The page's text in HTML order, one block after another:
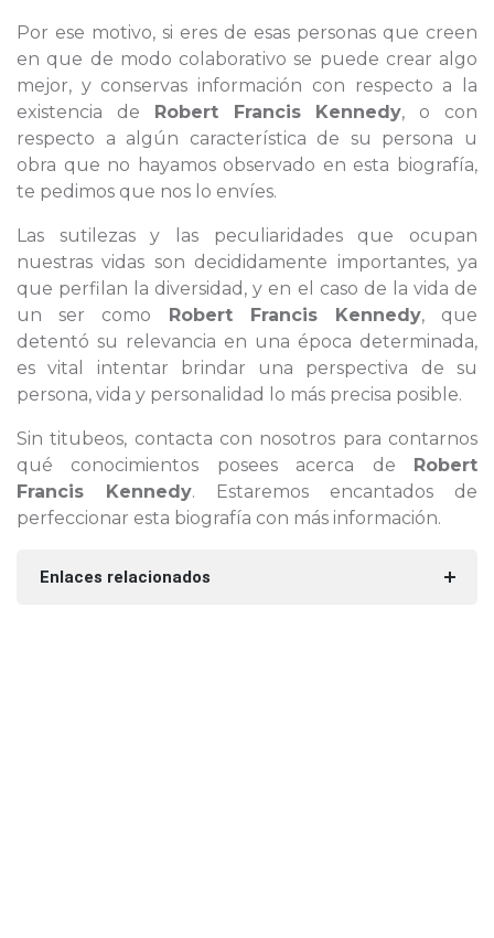
Por ese motivo, si eres de esas personas que creen
en que de modo colaborativo se puede crear algo
mejor, y conservas información con respecto a la
existencia de Robert Francis Kennedy, o con
respecto a algún característica de su persona u
obra que no hayamos observado en esta biografía,
te pedimos que nos lo envíes.
Las sutilezas y las peculiaridades que ocupan
nuestras vidas son decididamente importantes, ya
que perfilan la diversidad, y en el caso de la vida de
un ser como Robert Francis Kennedy, que
detentó su relevancia en una época determinada,
es vital intentar brindar una perspectiva de su
persona, vida y personalidad lo más precisa posible.
Sin titubeos, contacta con nosotros para contarnos
qué conocimientos posees acerca de Robert
Francis Kennedy. Estaremos encantados de
perfeccionar esta biografía con más información.
Enlaces relacionados